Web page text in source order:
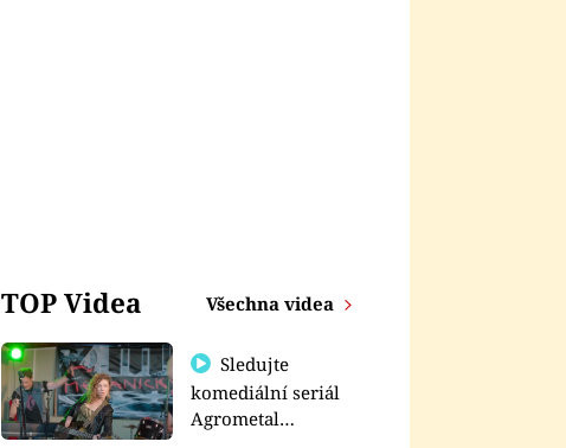
TOP Videa Všechna videa
Sledujte
komediální seriál
Agrometal